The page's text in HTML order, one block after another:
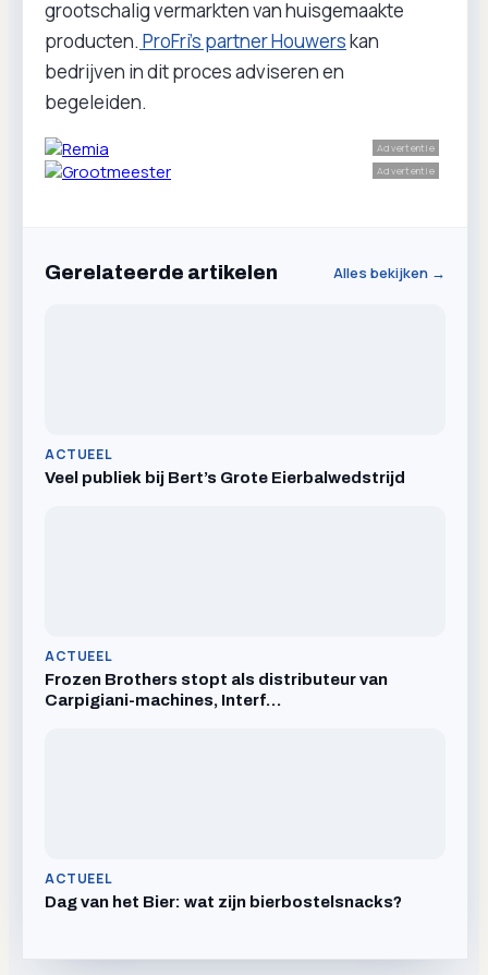
grootschalig vermarkten van huisgemaakte
producten. ProFri’s partner Houwerskan
bedrijven in dit proces adviseren en
begeleiden.
Advertentie
Advertentie
Gerelateerde artikelen Alles bekijken →
ACTUEEL
Veel publiek bij Bert’s Grote Eierbalwedstrijd
ACTUEEL
Frozen Brothers stopt als distributeur van
Carpigiani-machines, Interf…
ACTUEEL
Dag van het Bier: wat zijn bierbostelsnacks?